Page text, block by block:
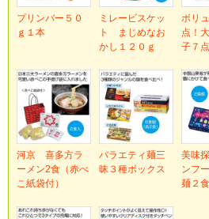
プリンバー５０
ｇ１本
ミレービスケッ
ト まじめなお
かし１２０ｇ
ボリ
点！
子７
河京 喜多方ラ
ーメン2食（赤べ
こ紙袋付）
バラエティ麺三
昧３種ボックス
美味
ンフ
麺２